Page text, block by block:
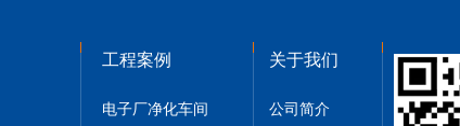
工程案例
电子厂净化车间
关于我们
公司简介